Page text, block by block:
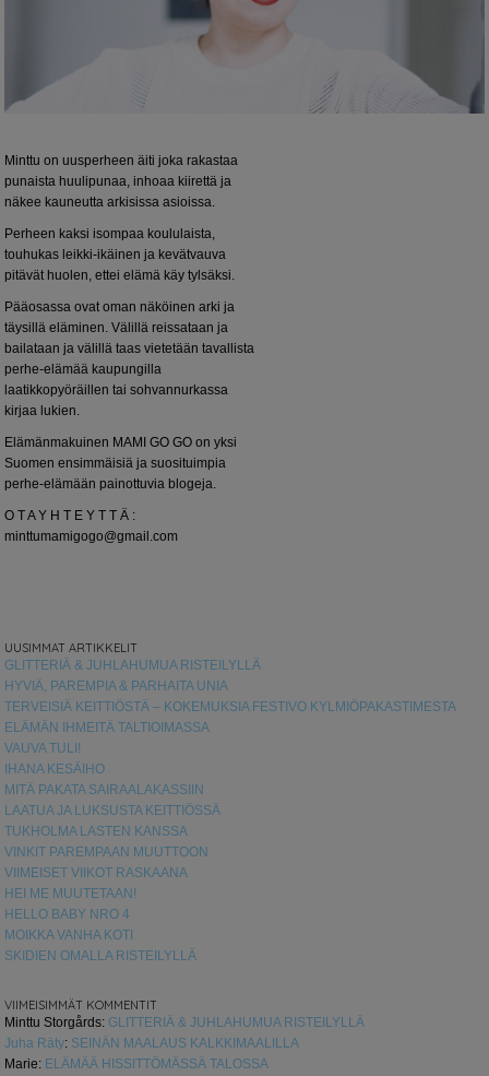
Minttu on uusperheen äiti joka rakastaa
punaista huulipunaa, inhoaa kiirettä ja
näkee kauneutta arkisissa asioissa.
Perheen kaksi isompaa koululaista,
touhukas leikki-ikäinen ja kevätvauva
pitävät huolen, ettei elämä käy tylsäksi.
Pääosassa ovat oman näköinen arki ja
täysillä eläminen. Välillä reissataan ja
bailataan ja välillä taas vietetään tavallista
perhe-elämää kaupungilla
laatikkopyöräillen tai sohvannurkassa
kirjaa lukien.
Elämänmakuinen MAMI GO GO on yksi
Suomen ensimmäisiä ja suosituimpia
perhe-elämään painottuvia blogeja.
O T A Y H T E Y T T Ä :
minttumamigogo@gmail.com
UUSIMMAT ARTIKKELIT
GLITTERIÄ & JUHLAHUMUA RISTEILYLLÄ
HYVIÄ, PAREMPIA & PARHAITA UNIA
TERVEISIÄ KEITTIÖSTÄ – KOKEMUKSIA FESTIVO KYLMIÖPAKASTIMESTA
ELÄMÄN IHMEITÄ TALTIOIMASSA
VAUVA TULI!
IHANA KESÄIHO
MITÄ PAKATA SAIRAALAKASSIIN
LAATUA JA LUKSUSTA KEITTIÖSSÄ
TUKHOLMA LASTEN KANSSA
VINKIT PAREMPAAN MUUTTOON
VIIMEISET VIIKOT RASKAANA
HEI ME MUUTETAAN!
HELLO BABY NRO 4
MOIKKA VANHA KOTI
SKIDIEN OMALLA RISTEILYLLÄ
VIIMEISIMMÄT KOMMENTIT
Minttu Storgårds: GLITTERIÄ & JUHLAHUMUA RISTEILYLLÄ
Juha Räty: SEINÄN MAALAUS KALKKIMAALILLA
Marie: ELÄMÄÄ HISSITTÖMÄSSÄ TALOSSA